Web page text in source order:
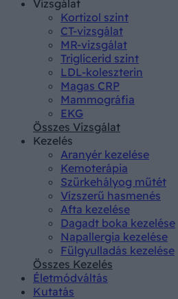
Vizsgálat
Kortizol szint
CT-vizsgálat
MR-vizsgálat
Triglicerid szint
LDL-koleszterin
Magas CRP
Mammográfia
EKG
Összes Vizsgálat
Kezelés
Aranyér kezelése
Kemoterápia
Szürkehályog műtét
Vízszerű hasmenés
Afta kezelése
Dagadt boka kezelése
Napallergia kezelése
Fülgyulladás kezelése
Összes Kezelés
Életmódváltás
Kutatás